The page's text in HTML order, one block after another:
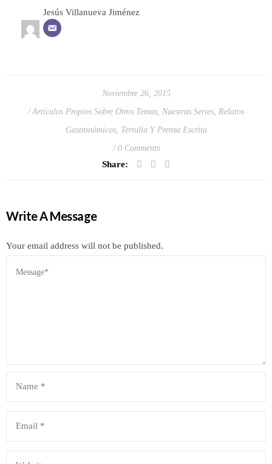
Jesús Villanueva Jiménez
Noviembre 26, 2015
Artículos Propios Sobre Otros Temas Nuestras Series Relatos
Gastronómicos, Tertulia Y Prensa Escrita
0 Comments
Share:
Write A Message
Your email address will not be published.